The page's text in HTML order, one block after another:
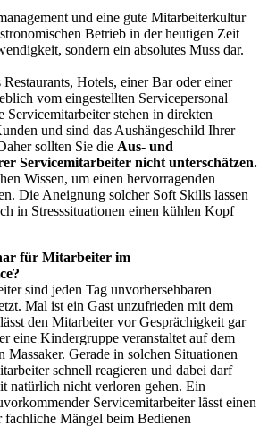
und eine gute Mitarbeiterkultur
Betrieb in der heutigen Zeit
sondern ein absolutes Muss dar.
Restaurants, Hotels, einer Bar oder einer
vom eingestellten Servicepersonal
Servicemitarbeiter stehen in direkten
und sind das Aushängeschild Ihrer
sollten Sie die Aus- und
Servicemitarbeiter nicht unterschätzen.
Wissen, um einen hervorragenden
Die Aneignung solcher Soft Skills lassen
in Stresssituationen einen kühlen Kopf
für Mitarbeiter im
sind jeden Tag unvorhersehbaren
Mal ist ein Gast unzufrieden mit dem
den Mitarbeiter vor Gesprächigkeit gar
eine Kindergruppe veranstaltet auf dem
Massaker. Gerade in solchen Situationen
schnell reagieren und dabei darf
natürlich nicht verloren gehen. Ein
Servicemitarbeiter lässt einen
fachliche Mängel beim Bedienen